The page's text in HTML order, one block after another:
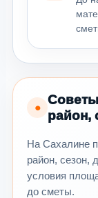
●
район,
На Сахалине
район, сезон,
условия
до сметы.